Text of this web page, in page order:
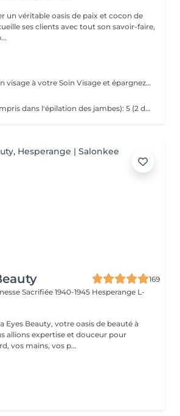
un véritable oasis de paix et cocon de
ses clients avec tout son savoir-faire,
Ajoutez une épilation visage à votre Soin Visage et épargnez -3
Épilation Orteils (compris dans l'épilation des jambes): 5 (2 dans une Pédicure)
169
Sacrifiée 1940-1945 Hesperange L-
Eyes Beauty, votre oasis de beauté à
allions expertise et douceur pour
vos mains, vos p...